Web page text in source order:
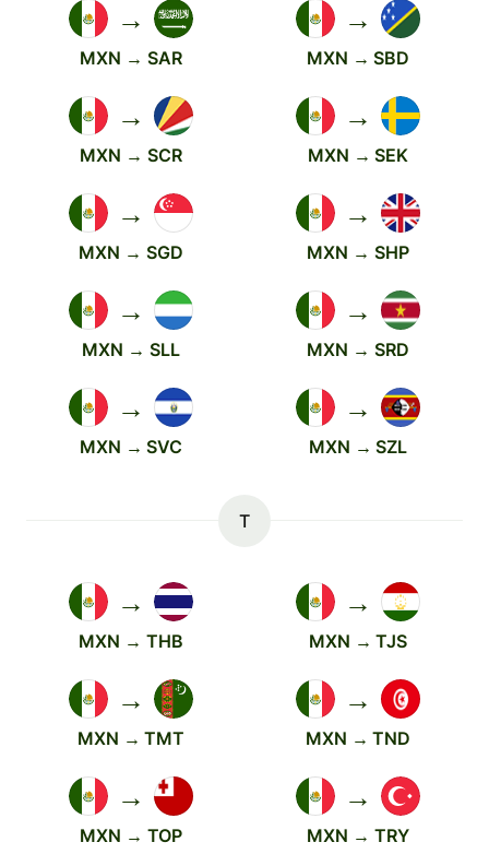
→
MXN → SAR
→
MXN → SBD
→
MXN → SCR
→
MXN → SEK
→
MXN → SGD
→
MXN → SHP
→
MXN → SLL
→
MXN → SRD
→
MXN → SVC
→
MXN → SZL
T
→
MXN → THB
→
MXN → TJS
→
MXN → TMT
→
MXN → TND
→
MXN → TOP
→
MXN → TRY